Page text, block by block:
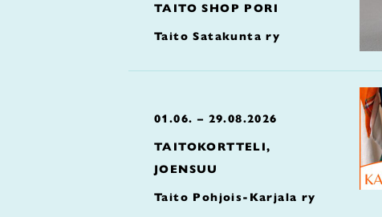
TAITO SHOP PORI
Taito Satakunta ry
01.06. – 29.08.2026
TAITOKORTTELI,
JOENSUU
Taito Pohjois-Karjala ry